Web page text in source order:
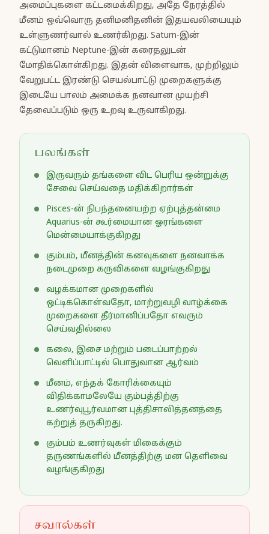
அமைப்புகளை கட்டமைக்கிறது, அதே நேரத்தில்
மீனம் ஒவ்வொரு தனிமனிதனின் இதயவலியையும்
உள்ளுணர்வால் உணர்கிறது. Saturn-இன்
கட்டுமானம் Neptune-இன் கரைதலுடன்
மோதிக்கொள்கிறது. இதன் விளைவாக, முற்றிலும்
வேறுபட்ட இரண்டு செயல்பாட்டு முறைகளுக்கு
இடையே பாலம் அமைக்க நனவான முயற்சி
தேவைப்படும் ஒரு உறவு உருவாகிறது.
பலங்கள்
இருவரும் தங்களை விட பெரிய ஒன்றுக்கு
சேவை செய்வதை மதிக்கிறார்கள்
Pisces-ன் நிபந்தனையற்ற ஏற்புத்தன்மை
Aquarius-ன் கூர்மையான ஓரங்களை
மென்மையாக்குகிறது
கும்பம், மீனத்தின் கனவுகளை நனவாக்க
நடைமுறை கருவிகளை வழங்குகிறது
வழக்கமான முறைகளில்
ஒட்டிக்கொள்வதோ, மாற்றுவழி வாழ்க்கை
முறைகளை தீர்மானிப்பதோ எவரும்
செய்வதில்லை
கலை, இசை மற்றும் படைப்பாற்றல்
வெளிப்பாட்டில் பொதுவான ஆர்வம்
மீனம், எந்தக் கோரிக்கையும்
விதிக்காமலேயே கும்பத்திற்கு
உணர்வுபூர்வமான புத்திசாலித்தனத்தை
கற்றுத் தருகிறது.
கும்பம் உணர்வுகள் மிகைக்கும்
தருணங்களில் மீனத்திற்கு மன தெளிவை
வழங்குகிறது
சவால்கள்